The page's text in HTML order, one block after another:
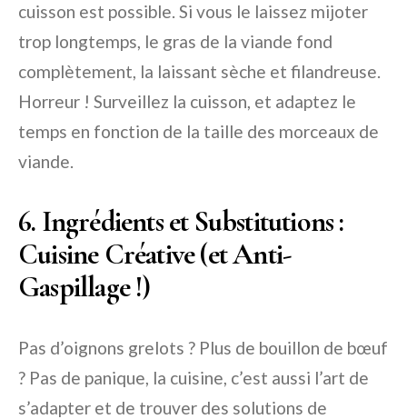
cuisson est possible. Si vous le laissez mijoter
trop longtemps, le gras de la viande fond
complètement, la laissant sèche et filandreuse.
Horreur ! Surveillez la cuisson, et adaptez le
temps en fonction de la taille des morceaux de
viande.
6. Ingrédients et Substitutions :
Cuisine Créative (et Anti-
Gaspillage !)
Pas d’oignons grelots ? Plus de bouillon de bœuf
? Pas de panique, la cuisine, c’est aussi l’art de
s’adapter et de trouver des solutions de